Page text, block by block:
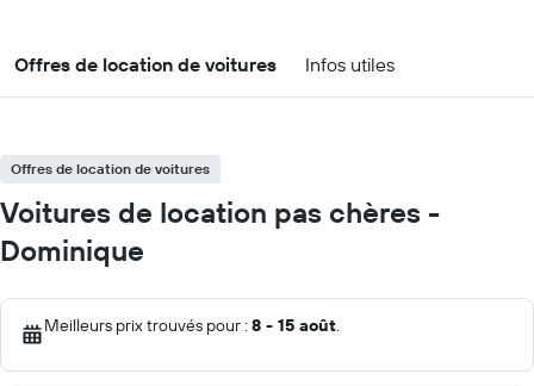
Offres de location de voitures Infos utiles
Offres de location de voitures
Voitures de location pas chères -
Dominique
Meilleurs prix trouvés pour : 8 - 15 août.